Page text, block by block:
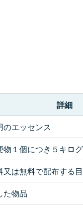
詳細
のエッセンス
１個につき５キロ
は無料で配布する
た物品